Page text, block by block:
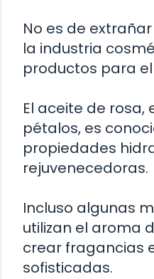
No es de
la industria
productos para
El aceite de rosa,
pétalos, es
propiedades
rejuvenecedoras.
Incluso algunas
utilizan el aroma
crear fragancias
sofisticadas.